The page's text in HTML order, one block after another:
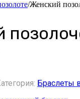
/Женский
Браслеты